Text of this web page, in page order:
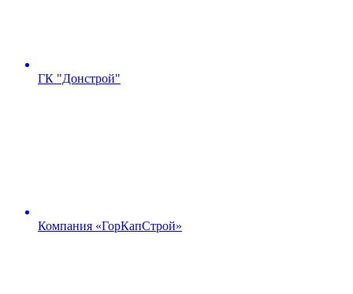
ГК "Донстрой"
Компания «ГорКапСтрой»